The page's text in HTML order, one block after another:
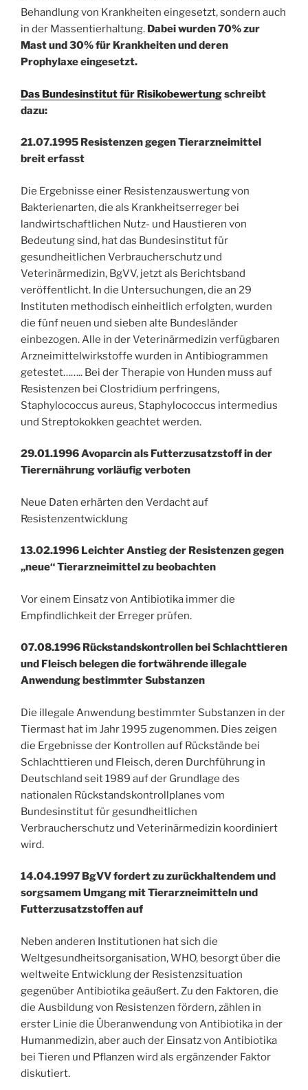
Behandlung von Krankheiten eingesetzt, sondern auch
in der Massentierhaltung. Dabei wurden 70% zur
Mast und 30% für Krankheiten und deren
Prophylaxe eingesetzt.
Das Bundesinstitut für Risikobewertungschreibt
dazu:
21.07.1995 Resistenzen gegen Tierarzneimittel
breit erfasst
Die Ergebnisse einer Resistenzauswertung von
Bakterienarten, die als Krankheitserreger bei
landwirtschaftlichen Nutz- und Haustieren von
Bedeutung sind, hat das Bundesinstitut für
gesundheitlichen Verbraucherschutz und
Veterinärmedizin, BgVV, jetzt als Berichtsband
veröffentlicht. In die Untersuchungen, die an 29
Instituten methodisch einheitlich erfolgten, wurden
die fünf neuen und sieben alte Bundesländer
einbezogen. Alle in der Veterinärmedizin verfügbaren
Arzneimittelwirkstoffe wurden in Antibiogrammen
getestet…….. Bei der Therapie von Hunden muss auf
Resistenzen bei Clostridium perfringens,
Staphylococcus aureus, Staphylococcus intermedius
und Streptokokken geachtet werden.
29.01.1996 Avoparcin als Futterzusatzstoff in der
Tierernährung vorläufig verboten
Neue Daten erhärten den Verdacht auf
Resistenzentwicklung
13.02.1996 Leichter Anstieg der Resistenzen gegen
„neue“ Tierarzneimittel zu beobachten
Vor einem Einsatz von Antibiotika immer die
Empfindlichkeit der Erreger prüfen.
07.08.1996 Rückstandskontrollen bei Schlachttieren
und Fleisch belegen die fortwährende illegale
Anwendung bestimmter Substanzen
Die illegale Anwendung bestimmter Substanzen in der
Tiermast hat im Jahr 1995 zugenommen. Dies zeigen
die Ergebnisse der Kontrollen auf Rückstände bei
Schlachttieren und Fleisch, deren Durchführung in
Deutschland seit 1989 auf der Grundlage des
nationalen Rückstandskontrollplanes vom
Bundesinstitut für gesundheitlichen
Verbraucherschutz und Veterinärmedizin koordiniert
wird.
14.04.1997 BgVV fordert zu zurückhaltendem und
sorgsamem Umgang mit Tierarzneimitteln und
Futterzusatzstoffen auf
Neben anderen Institutionen hat sich die
Weltgesundheitsorganisation, WHO, besorgt über die
weltweite Entwicklung der Resistenzsituation
gegenüber Antibiotika geäußert. Zu den Faktoren, die
die Ausbildung von Resistenzen fördern, zählen in
erster Linie die Überanwendung von Antibiotika in der
Humanmedizin, aber auch der Einsatz von Antibiotika
bei Tieren und Pflanzen wird als ergänzender Faktor
diskutiert.